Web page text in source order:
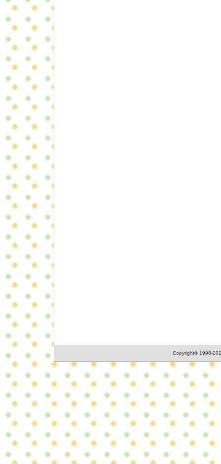
Copyright© 1998-